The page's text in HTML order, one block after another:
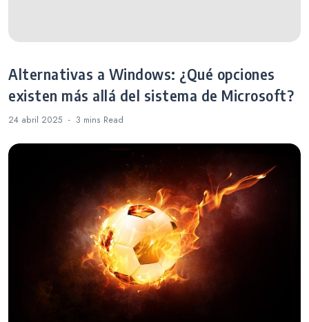
Alternativas a Windows: ¿Qué opciones
existen más allá del sistema de Microsoft?
24 abril 2025 3 mins Read